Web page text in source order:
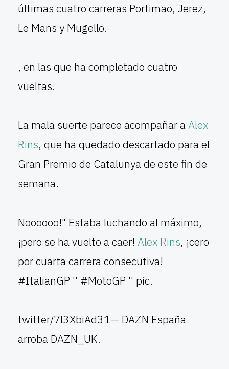
últimas cuatro carreras Portimao, Jerez,
Le Mans y Mugello.
, en las que ha completado cuatro
vueltas.
La mala suerte parece acompañar aAlex
Rins, que ha quedado descartado para el
Gran Premio de Catalunya de este fin de
semana.
Noooooo!" Estaba luchando al máximo,
¡pero se ha vuelto a caer! Alex Rins, ¡cero
por cuarta carrera consecutiva!
#ItalianGP '' #MotoGP '' pic.
twitter/7l3XbiAd31— DAZN España
arroba DAZN_UK.